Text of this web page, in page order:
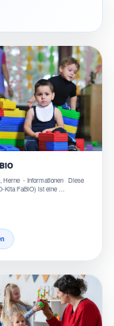
Herne - Informationen Diese
Kita FaBiO) ist eine …